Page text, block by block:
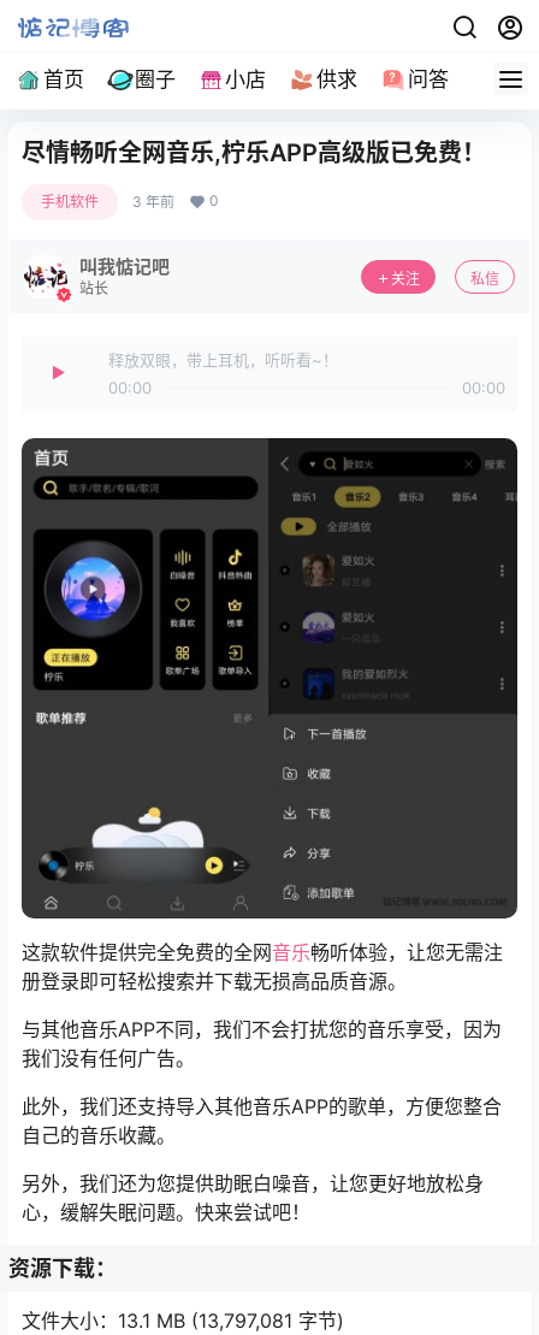
首页 圈子 小店 供求 问答 导航
尽情畅听全网音乐,柠乐APP高级版已免费！
手机软件 3 年前 0
叫我惦记吧
站长
关注 私信
释放双眼，带上耳机，听听看~！
00:00
00:00
这款软件提供完全免费的全网音乐畅听体验，让您无需注
册登录即可轻松搜索并下载无损高品质音源。
与其他音乐APP不同，我们不会打扰您的音乐享受，因为
我们没有任何广告。
此外，我们还支持导入其他音乐APP的歌单，方便您整合
自己的音乐收藏。
另外，我们还为您提供助眠白噪音，让您更好地放松身
心，缓解失眠问题。快来尝试吧！
资源下载：
文件大小：13.1 MB (13,797,081 字节)